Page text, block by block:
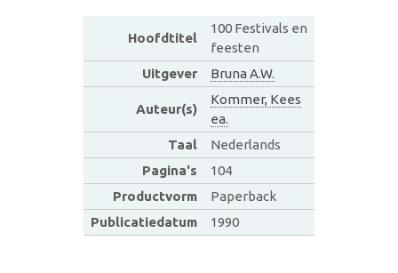
Hoofdtitel
100 Festivals en
feesten
Uitgever
Bruna A.W.
Auteur(s)
Kommer, Kees
ea.
Taal
Nederlands
Pagina's
104
Productvorm
Paperback
Publicatiedatum
1990